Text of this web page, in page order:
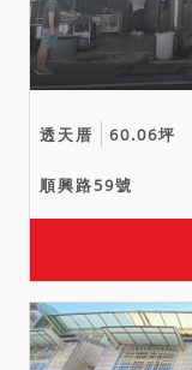
透天厝 60.06坪
順興路59號